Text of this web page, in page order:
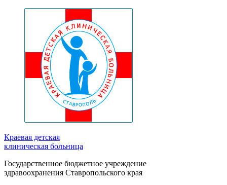
Краевая детская
клиническая больница
Государственное бюджетное учреждение
здравоохранения Ставропольского края